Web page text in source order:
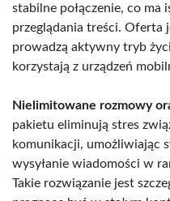
stabilne połączenie, co ma
przeglądania treści. Oferta
prowadzą aktywny tryb
korzystają z urządzeń
Nielimitowane rozmowy
pakietu eliminują stres
komunikacji, umożliwiając
wysyłanie wiadomości w
Takie rozwiązanie jest